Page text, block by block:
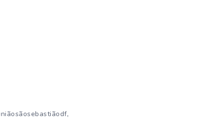
,